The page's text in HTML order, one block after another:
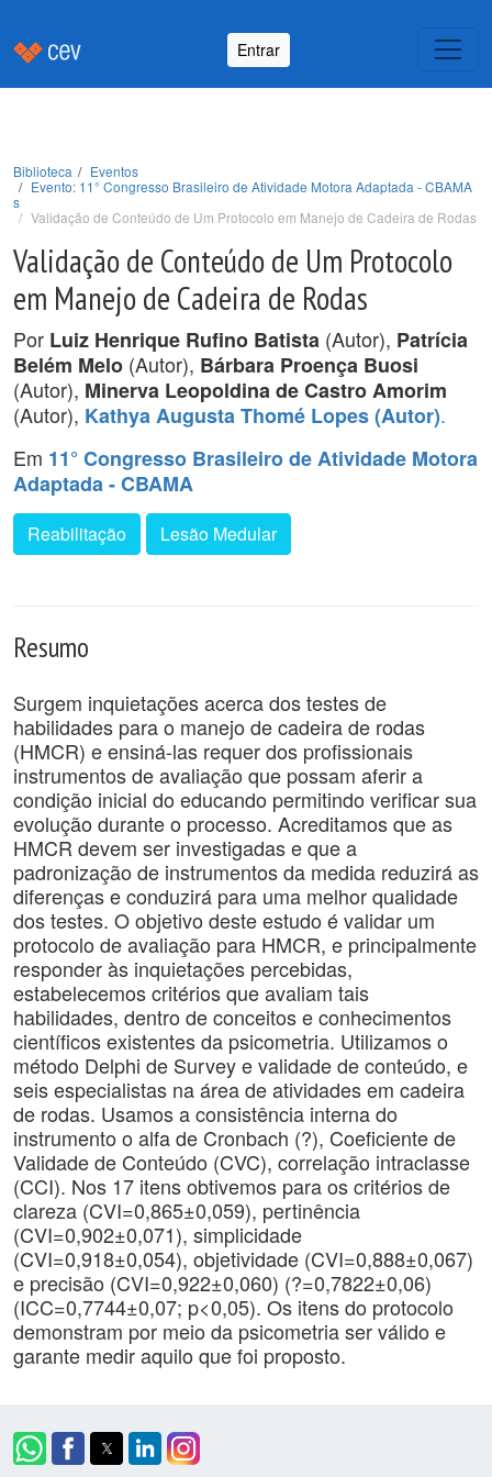
Entrar
Biblioteca
Eventos
Evento: 11° Congresso Brasileiro de Atividade Motora Adaptada - CBAMA
s
Validação de Conteúdo de Um Protocolo em Manejo de Cadeira de Rodas
Validação de Conteúdo de Um Protocolo
em Manejo de Cadeira de Rodas
Por Luiz Henrique Rufino Batista (Autor), Patrícia
Belém Melo (Autor), Bárbara Proença Buosi
(Autor), Minerva Leopoldina de Castro Amorim
(Autor), Kathya Augusta Thomé Lopes (Autor).
Em 11° Congresso Brasileiro de Atividade Motora
Adaptada - CBAMA
Reabilitação Lesão Medular
Resumo
Surgem inquietações acerca dos testes de
habilidades para o manejo de cadeira de rodas
(HMCR) e ensiná-las requer dos profissionais
instrumentos de avaliação que possam aferir a
condição inicial do educando permitindo verificar sua
evolução durante o processo. Acreditamos que as
HMCR devem ser investigadas e que a
padronização de instrumentos da medida reduzirá as
diferenças e conduzirá para uma melhor qualidade
dos testes. O objetivo deste estudo é validar um
protocolo de avaliação para HMCR, e principalmente
responder às inquietações percebidas,
estabelecemos critérios que avaliam tais
habilidades, dentro de conceitos e conhecimentos
científicos existentes da psicometria. Utilizamos o
método Delphi de Survey e validade de conteúdo, e
seis especialistas na área de atividades em cadeira
de rodas. Usamos a consistência interna do
instrumento o alfa de Cronbach (?), Coeficiente de
Validade de Conteúdo (CVC), correlação intraclasse
(CCI). Nos 17 itens obtivemos para os critérios de
clareza (CVI=0,865±0,059), pertinência
(CVI=0,902±0,071), simplicidade
(CVI=0,918±0,054), objetividade (CVI=0,888±0,067)
e precisão (CVI=0,922±0,060) (?=0,7822±0,06)
(ICC=0,7744±0,07; p<0,05). Os itens do protocolo
demonstram por meio da psicometria ser válido e
garante medir aquilo que foi proposto.